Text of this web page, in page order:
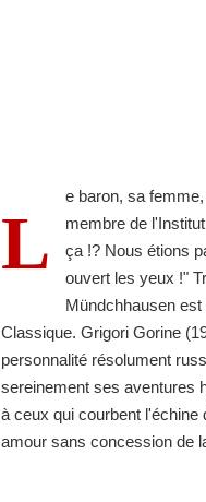
L
e baron, sa
membre de
ça !? Nous étions
ouvert les yeux !"
Mündchhausen
Classique. Grigori Gorine
personnalité résolument
sereinement ses aventures
à ceux qui courbent
amour sans concession de